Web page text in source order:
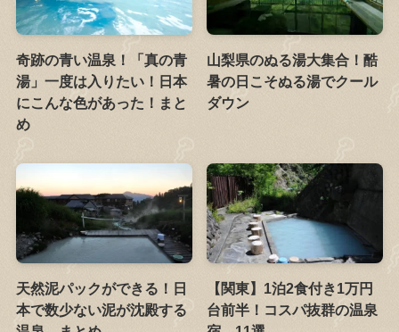
奇跡の青い温泉！「真の青
湯」一度は入りたい！日本
にこんな色があった！まと
め
山梨県のぬる湯大集合！酷
暑の日こそぬる湯でクール
ダウン
天然泥パックができる！日
本で数少ない泥が沈殿する
【関東】1泊2食付き1万円
台前半！コスパ抜群の温泉